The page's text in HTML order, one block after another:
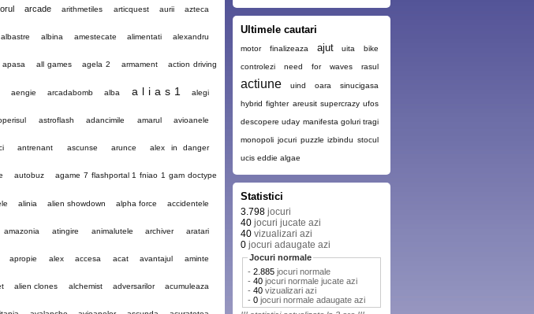
arcade arithmetiles articquest aurii azteca
albastre albina amestecate alimentati alexandru
apasa all games agela 2 armament action driving
aengie arcadabomb alba a l i a s 1 alegi
astroflash adancimile amarul avioanele
antrenant ascunse arunce alex in danger
autobuz agame 7 flashportal 1 fniao 1 gam doctype
alinia alien showdown alpha force accidentele
amazonia atingire animalutele archiver aratari
apropie alex accesa acat avantajul aminte
alien clones alchemist adversarilor acumuleaza
Ultimele cautari
motor finalizeaza ajut uita bike
controlezi need for waves rasul
actiune uind oara sinucigasa
hybrid fighter areusit supercrazy ufos
descopere uday manifesta goluri tragi
monopoli jocuri puzzle izbindu stocul
ucis eddie algae
Statistici
3.798 jocuri
40 jocuri jucate azi
40 vizualizari azi
0 jocuri adaugate azi
Jocuri normale
- 2.885 jocuri normale
- 40 jocuri normale jucate azi
- 40 vizualizari azi
- 0 jocuri normale adaugate azi